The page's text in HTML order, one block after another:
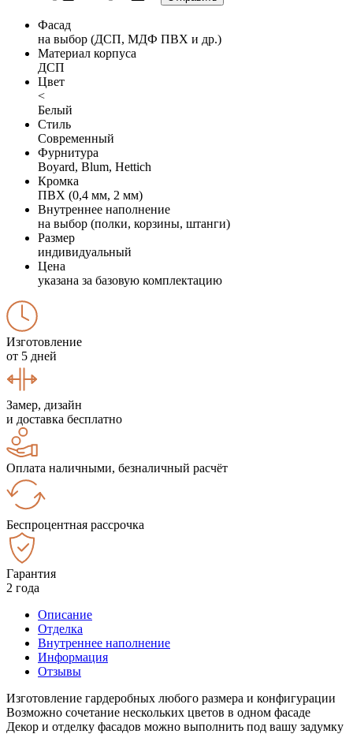
Фасад
на выбор (ДСП, МДФ ПВХ и др.)
Материал корпуса
ДСП
Цвет
<
Белый
Стиль
Современный
Фурнитура
Boyard, Blum, Hettich
Кромка
ПВХ (0,4 мм, 2 мм)
Внутреннее наполнение
на выбор (полки, корзины, штанги)
Размер
индивидуальный
Цена
указана за базовую комплектацию
Изготовление
от 5 дней
Замер, дизайн
и доставка бесплатно
Оплата наличными, безналичный расчёт
Беспроцентная рассрочка
Гарантия
2 года
Описание
Отделка
Внутреннее наполнение
Информация
Отзывы
Изготовление гардеробных любого размера и конфигурации
Возможно сочетание нескольких цветов в одном фасаде
Декор и отделку фасадов можно выполнить под вашу задумку